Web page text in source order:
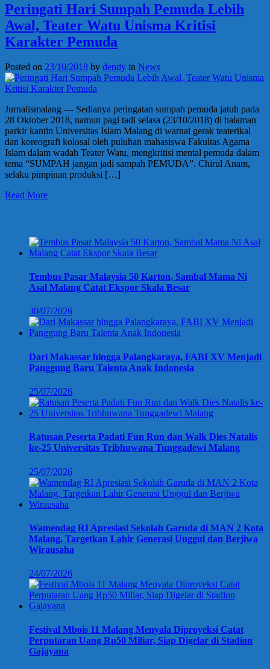
Peringati Hari Sumpah Pemuda Lebih
Awal, Teater Watu Unisma Kritisi
Karakter Pemuda
Posted on 23/10/2018 by dendy in News
Jurnalismalang — Sedianya peringatan sumpah pemuda jatuh pada
28 Oktober 2018, namun pagi tadi selasa (23/10/2018) di halaman
parkir kantin Universitas Islam Malang di warnai gerak teaterikal
dan koreografi kolosal oleh puluhan mahasiswa Fakultas Agama
Islam dalam wadah Teater Watu, mengkritisi mental pemuda dalam
tema “SUMPAH jangan jadi sampah PEMUDA”. Chirul Anam,
selaku pimpinan produksi […]
Read More
Tembus Pasar Malaysia 50 Karton, Sambal Mama Ni
Asal Malang Catat Ekspor Skala Besar
30/07/2026
Dari Makassar hingga Palangkaraya, FABI XV Menjadi
Panggung Baru Talenta Anak Indonesia
25/07/2026
Ratusan Peserta Padati Fun Run dan Walk Dies Natalis
ke-25 Universitas Tribhuwana Tunggadewi Malang
25/07/2026
Wamendag RI Apresiasi Sekolah Garuda di MAN 2 Kota
Malang, Targetkan Lahir Generasi Unggul dan Berjiwa
Wirausaha
24/07/2026
Festival Mbois 11 Malang Menyala Diproyeksi Catat
Perputaran Uang Rp50 Miliar, Siap Digelar di Stadion
Gajayana